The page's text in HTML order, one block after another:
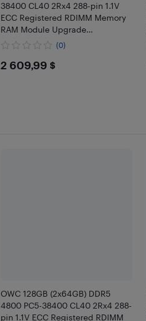
38400 CL40 2Rx4 288-pin 1.1V
ECC Registered RDIMM Memory
RAM Module Upgrade
Compatible with ThinkStation P5
(0)
$2609.99
2 609,99 $
OWC 128GB (2x64GB) DDR5
4800 PC5-38400 CL40 2Rx4 288-
pin 1.1V ECC Registered RDIMM